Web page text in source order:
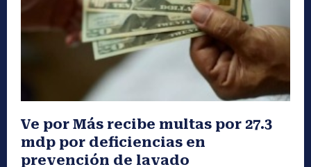
Ve por Más recibe multas por 27.3
mdp por deficiencias en
prevención de lavado